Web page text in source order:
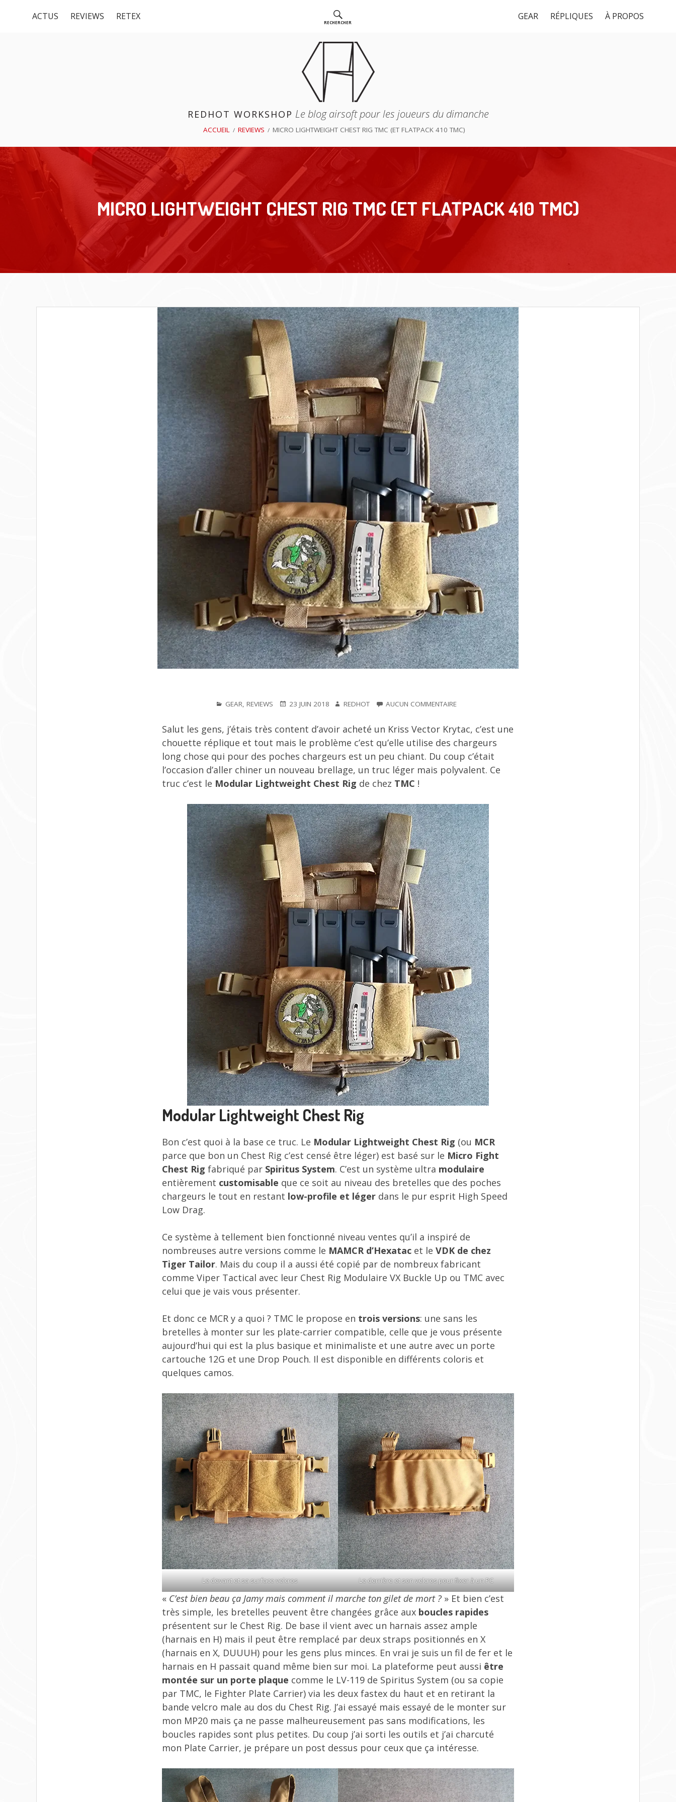
RECHERCHER
MenuACTUS REVIEWS RETEX GEAR RÉPLIQUES À PROPOS
REDHOT WORKSHOP Le blog airsoft pour les joueurs du dimanche
D'ARIANE
ACCUEIL REVIEWS MICRO LIGHTWEIGHT CHEST RIG TMC (ET FLATPACK 410 TMC)
MICRO LIGHTWEIGHT CHEST RIG TMC (ET FLATPACK 410 TMC)
PUBLIÉ
GEAR, REVIEWS
PUBLIÉ23 JUIN 2018 AUTEUR
REDHOT AUCUN COMMENTAIRESUR
CHEST
RIG
TMC
(ET
FLATPACK
Salut les gens, j’étais très content d’avoir acheté un Kriss Vector Krytac, c’est une
chouette réplique et tout mais le problème c’est qu’elle utilise des chargeurs
long chose qui pour des poches chargeurs est un peu chiant. Du coup c’était
l’occasion d’aller chiner un nouveau brellage, un truc léger mais polyvalent. Ce
truc c’est le Modular Lightweight Chest Rig de chez TMC !
Modular Lightweight Chest Rig
Bon c’est quoi à la base ce truc. Le Modular Lightweight Chest Rig (ou MCR
parce que bon un Chest Rig c’est censé être léger) est basé sur le Micro Fight
Chest Rig fabriqué par Spiritus System. C’est un système ultra modulaire
entièrement customisable que ce soit au niveau des bretelles que des poches
chargeurs le tout en restant low-profile et léger dans le pur esprit High Speed
Low Drag.
Ce système à tellement bien fonctionné niveau ventes qu’il a inspiré de
nombreuses autre versions comme le MAMCR d’Hexatac et le VDK de chez
Tiger Tailor. Mais du coup il a aussi été copié par de nombreux fabricant
comme Viper Tactical avec leur Chest Rig Modulaire VX Buckle Up ou TMC avec
celui que je vais vous présenter.
Et donc ce MCR y a quoi ? TMC le propose en trois versions: une sans les
bretelles à monter sur les plate-carrier compatible, celle que je vous présente
aujourd’hui qui est la plus basique et minimaliste et une autre avec un porte
cartouche 12G et une Drop Pouch. Il est disponible en différents coloris et
quelques camos.
Le devant et sa surface velcros Le derrière et son velcros pour fixer à un PC
« C’est bien beau ça Jamy mais comment il marche ton gilet de mort ? » Et bien c’est
très simple, les bretelles peuvent être changées grâce aux boucles rapides
présentent sur le Chest Rig. De base il vient avec un harnais assez ample
(harnais en H) mais il peut être remplacé par deux straps positionnés en X
(harnais en X, DUUUH) pour les gens plus minces. En vrai je suis un fil de fer et le
harnais en H passait quand même bien sur moi. La plateforme peut aussi être
montée sur un porte plaque comme le LV-119 de Spiritus System (ou sa copie
par TMC, le Fighter Plate Carrier) via les deux fastex du haut et en retirant la
bande velcro male au dos du Chest Rig. J’ai essayé mais essayé de le monter sur
mon MP20 mais ça ne passe malheureusement pas sans modifications, les
boucles rapides sont plus petites. Du coup j’ai sorti les outils et j’ai charcuté
mon Plate Carrier, je prépare un post dessus pour ceux que ça intéresse.